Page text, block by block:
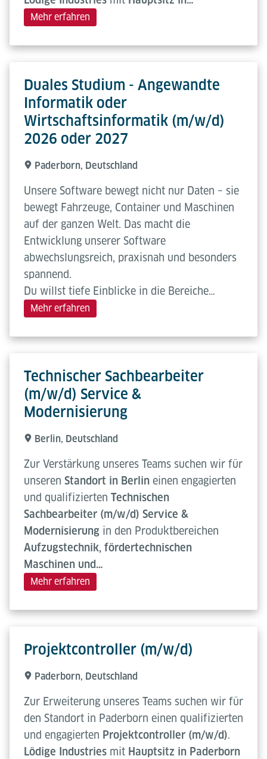
Mehr erfahren
Duales Studium - Angewandte
Informatik oder
Wirtschaftsinformatik (m/w/d)
2026 oder 2027
Paderborn, Deutschland
Unsere Software bewegt nicht nur Daten – sie
bewegt Fahrzeuge, Container und Maschinen
auf der ganzen Welt. Das macht die
Entwicklung unserer Software
abwechslungsreich, praxisnah und besonders
spannend.
Du willst tiefe Einblicke in die Bereiche…
Mehr erfahren
Technischer Sachbearbeiter
(m/w/d) Service &
Modernisierung
Berlin, Deutschland
Zur Verstärkung unseres Teams suchen wir für
unseren Standort in Berlin einen engagierten
und qualifizierten Technischen
Sachbearbeiter (m/w/d) Service &
Modernisierung in den Produktbereichen
Aufzugstechnik, fördertechnischen
Maschinen und…
Mehr erfahren
Projektcontroller (m/w/d)
Paderborn, Deutschland
Zur Erweiterung unseres Teams suchen wir für
den Standort in Paderborn einen qualifizierten
und engagierten Projektcontroller (m/w/d).
Lödige Industries mit Hauptsitz in Paderborn